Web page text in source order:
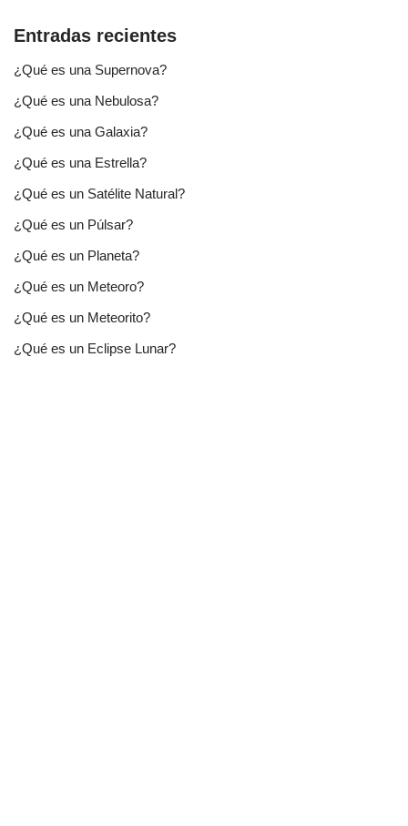
Entradas recientes
¿Qué es una Supernova?
¿Qué es una Nebulosa?
¿Qué es una Galaxia?
¿Qué es una Estrella?
¿Qué es un Satélite Natural?
¿Qué es un Púlsar?
¿Qué es un Planeta?
¿Qué es un Meteoro?
¿Qué es un Meteorito?
¿Qué es un Eclipse Lunar?